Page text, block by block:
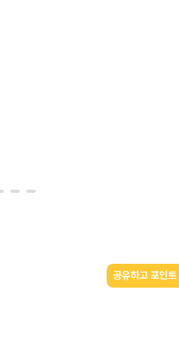
공유하고 포인